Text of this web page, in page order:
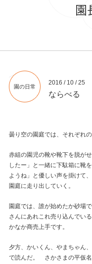
園
園の日常
2016 / 10 / 25
ならべる
曇り空の園庭では、それぞれ
赤組の園児の靴や靴下を脱が
したー」と一緒に下駄箱に靴
ようね」と優しい声を掛けて
園庭に走り出していく。
園庭では、誰が始めたか砂場
さんにあれこれ売り込んでい
かなか商売上手です。
夕方、かいくん、やまちゃん
で読んだ。 さかさまの平仮